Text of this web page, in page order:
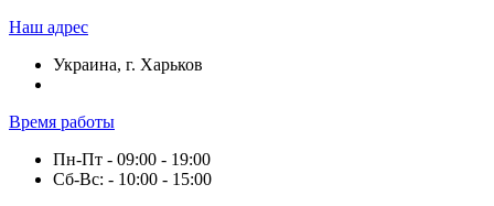
Наш адрес
Украина, г. Харьков
Время работы
Пн-Пт - 09:00 - 19:00
Сб-Вс: - 10:00 - 15:00